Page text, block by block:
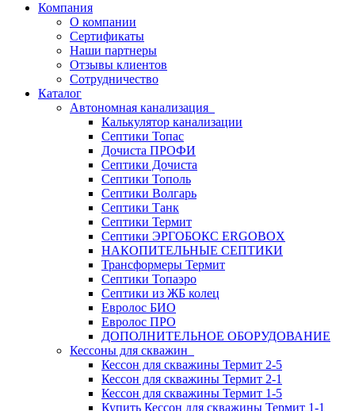
Компания
О компании
Сертификаты
Наши партнеры
Отзывы клиентов
Сотрудничество
Каталог
Автономная канализация
Калькулятор канализации
Септики Топас
Дочиста ПРОФИ
Септики Дочиста
Септики Тополь
Септики Волгарь
Септики Танк
Септики Термит
Септики ЭРГОБОКС ERGOBOX
НАКОПИТЕЛЬНЫЕ СЕПТИКИ
Трансформеры Термит
Септики Топаэро
Септики из ЖБ колец
Евролос БИО
Евролос ПРО
ДОПОЛНИТЕЛЬНОЕ ОБОРУДОВАНИЕ
Кессоны для скважин
Кессон для скважины Термит 2-5
Кессон для скважины Термит 2-1
Кессон для скважины Термит 1-5
Купить Кессон для скважины Термит 1-1